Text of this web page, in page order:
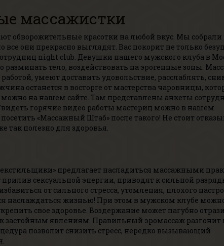
массажистки
обворожительные красотки на любой вкус. Мы собрали
они прекрасно выглядят. Вас покорит не только
night club. Девушки нашего мужского клуба в
разминать тело, воздействовать на эрогенные зоны.
умеют доставить удовольствие, расслаблять,
останется в восторге от мастерства чаровницы,
можно на нашем сайте. Там представлены анкеты
горячие видео работы мастериц можно в нашем
«Массажный Штаб» после такого! Не стоит
так полезно для здоровья.
предлагает насладиться массажными
сексуальной энергии, приводят к сильной
от сильного стресса, утомления, плохого
наслаждаться жизнью! При этом в мужском клубе
свое здоровье. Воздержание может пагубно
застойным явлениям. Правильный эромассаж разгонит
позволит снизить стресс, нередко вызывающий